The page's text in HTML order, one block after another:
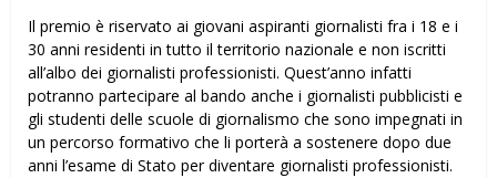
Il premio è riservato ai giovani aspiranti giornalisti fra i 18 e i
30 anni residenti in tutto il territorio nazionale e non iscritti
all’albo dei giornalisti professionisti. Quest’anno infatti
potranno partecipare al bando anche i giornalisti pubblicisti e
gli studenti delle scuole di giornalismo che sono impegnati in
un percorso formativo che li porterà a sostenere dopo due
anni l’esame di Stato per diventare giornalisti professionisti.